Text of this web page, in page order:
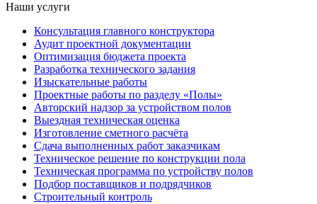
Наши услуги
Консультация главного конструктора
Аудит проектной документации
Оптимизация бюджета проекта
Разработка технического задания
Изыскательные работы
Проектные работы по разделу «Полы»
Авторский надзор за устройством полов
Выездная техническая оценка
Изготовление сметного расчёта
Сдача выполненных работ заказчикам
Техническое решение по конструкции пола
Техническая программа по устройству полов
Подбор поставщиков и подрядчиков
Строительный контроль